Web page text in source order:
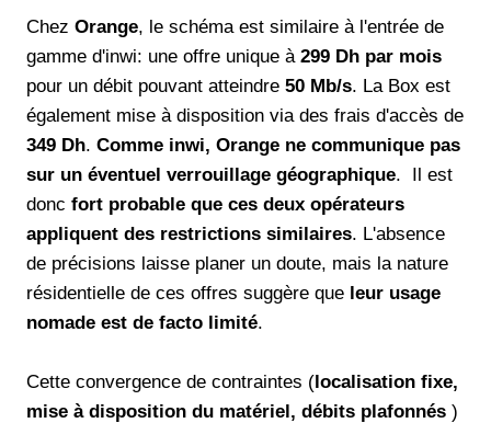
Chez Orange, le schéma est similaire à l'entrée de
gamme d'inwi: une offre unique à 299 Dh par mois
pour un débit pouvant atteindre 50 Mb/s. La Box est
également mise à disposition via des frais d'accès de
349 Dh. Comme inwi, Orange ne communique pas
sur un éventuel verrouillage géographique. Il est
donc fort probable que ces deux opérateurs
appliquent des restrictions similaires. L'absence
de précisions laisse planer un doute, mais la nature
résidentielle de ces offres suggère que leur usage
nomade est de facto limité.
Cette convergence de contraintes (localisation fixe,
mise à disposition du matériel, débits plafonnés )